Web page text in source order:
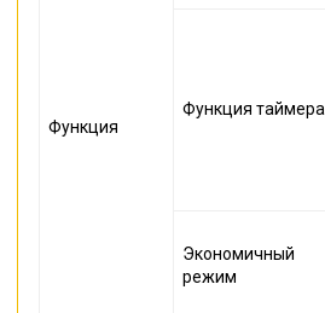
Функция
Функция таймера
Экономичный
режим